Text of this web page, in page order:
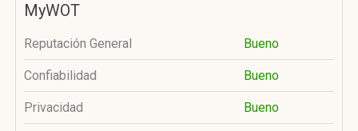
MyWOT
Reputación General Bueno
Confiabilidad Bueno
Privacidad Bueno